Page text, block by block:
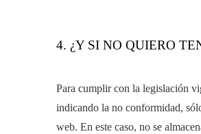
4. ¿Y SI NO QUIERO
Para cumplir con la legislación
indicando la no conformidad,
web. En este caso, no se